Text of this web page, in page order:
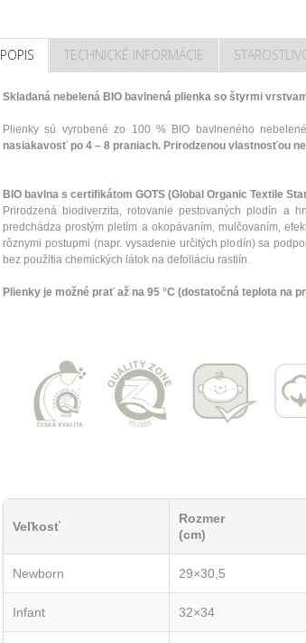
POPIS TECHNICKÉ INFORMÁCIE
Skladaná nebelená BIO bavlnená plienka so štyrmi
Plienky sú vyrobené zo 100 % BIO bavlneného
nasiakavosť po 4 – 8 praniach. Prirodzenou vlastnosťou
BIO bavlna s certifikátom GOTS (Global Organic Textile
Prirodzená biodiverzita, rotovanie pestovaných plodín a
predchádza prostým pletím a okopávaním, mulčovaním,
rôznymi postupmi (napr. vysadenie určitých plodín) sa
bez použitia chemických látok na defoliáciu rastlín.
Plienky je možné prať až na 95 °C (dostatočná teplota na
Veľkosť
Rozmer
(cm)
Newborn 29×30,5
Infant 32×34